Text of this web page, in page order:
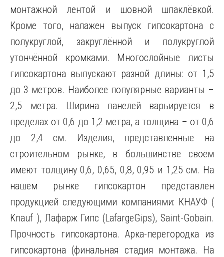
монтажной лентой и шовной шпаклёвкой.
Кроме того, налажен выпуск гипсокартона с
полукруглой, закруглённой и полукруглой
утончённой кромками. Многослойные листы
гипсокартона выпускают разной длины: от 1,5
до 3 метров. Наиболее популярные варианты –
2,5 метра. Ширина панелей варьируется в
пределах от 0,6 до 1,2 метра, а толщина – от 0,6
до 2,4 см. Изделия, представленные на
строительном рынке, в большинстве своём
имеют толщину 0,6, 0,65, 0,8, 0,95 и 1,25 см. На
нашем рынке гипсокартон представлен
продукцией следующими компаниями: КНАУФ (
Knauf ), Лафарж Гипс (LafargeGips), Saint-Gobain.
Прочность гипсокартона. Арка-перегородка из
гипсокартона (финальная стадия монтажа. На